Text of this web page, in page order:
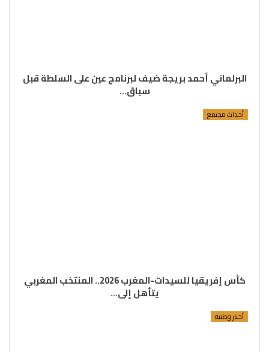
البرلماني أحمد بريجة ضيف لبرنامج عين على السلطة قبل
سباق…
أحداث مجتمع
كأس إفريقيا للسيدات-المغرب 2026.. المنتخب المغربي
يتأهل إلى…
أخبار وطنية